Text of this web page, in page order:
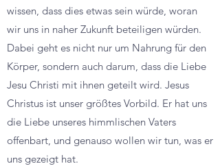
wissen, dass dies etwas sein würde, woran
wir uns in naher Zukunft beteiligen würden.
Dabei geht es nicht nur um Nahrung für den
Körper, sondern auch darum, dass die Liebe
Jesu Christi mit ihnen geteilt wird. Jesus
Christus ist unser größtes Vorbild. Er hat uns
die Liebe unseres himmlischen Vaters
offenbart, und genauso wollen wir tun, was er
uns gezeigt hat.